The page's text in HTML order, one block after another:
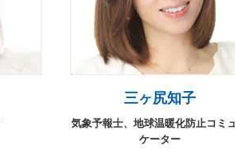
三ヶ尻知子
気象予報士、地球温暖化防止コミ
ケーター